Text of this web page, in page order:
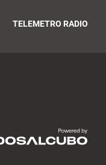
TELEMETRO RADIO